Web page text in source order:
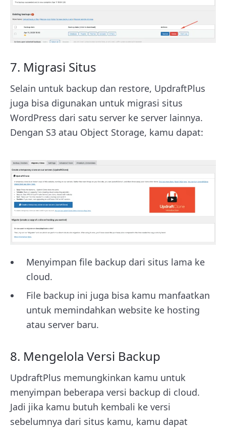
7. Migrasi Situs
Selain untuk backup dan restore, UpdraftPlus
juga bisa digunakan untuk migrasi situs
WordPress dari satu server ke server lainnya.
Dengan S3 atau Object Storage, kamu dapat:
Menyimpan file backup dari situs lama ke
cloud.
File backup ini juga bisa kamu manfaatkan
untuk memindahkan website ke hosting
atau server baru.
8. Mengelola Versi Backup
UpdraftPlus memungkinkan kamu untuk
menyimpan beberapa versi backup di cloud.
Jadi jika kamu butuh kembali ke versi
sebelumnya dari situs kamu, kamu dapat